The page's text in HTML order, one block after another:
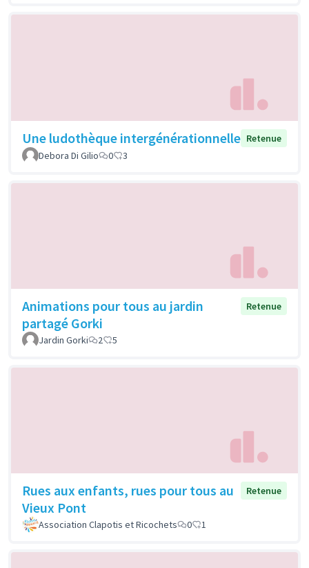
Une ludothèque intergénérationnelle Retenue
Debora Di Gilio
0 3
Animations pour tous au jardin
partagé Gorki
Retenue
Jardin Gorki 2 5
Rues aux enfants, rues pour tous au
Vieux Pont
Retenue
Association Clapotis et Ricochets 0 1